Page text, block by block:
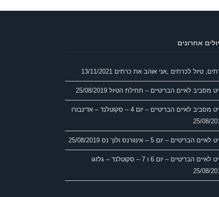
אחרונים
טיול לכרתים ,אני אוהב את כרתים 13/11/2021
מסביב לאיים הבריטיים – תחילת הטיול 25/08/2019
מסביב לאיים הבריטיים – יום 4 – סקוטלנד – אדינבורו
25/08/
לאיים הבריטיים – יום 5 – אינוורנס ולוך נס 25/08/2019
לאיים הבריטיים – יום 6 ו 7 – סקוטלנד – גלזגו
25/08/